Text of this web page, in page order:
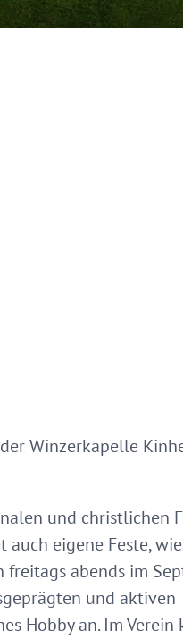
Winzerkapelle
und christlichen
eigene Feste,
abends im
und aktiven
Hobby an. Im Verein